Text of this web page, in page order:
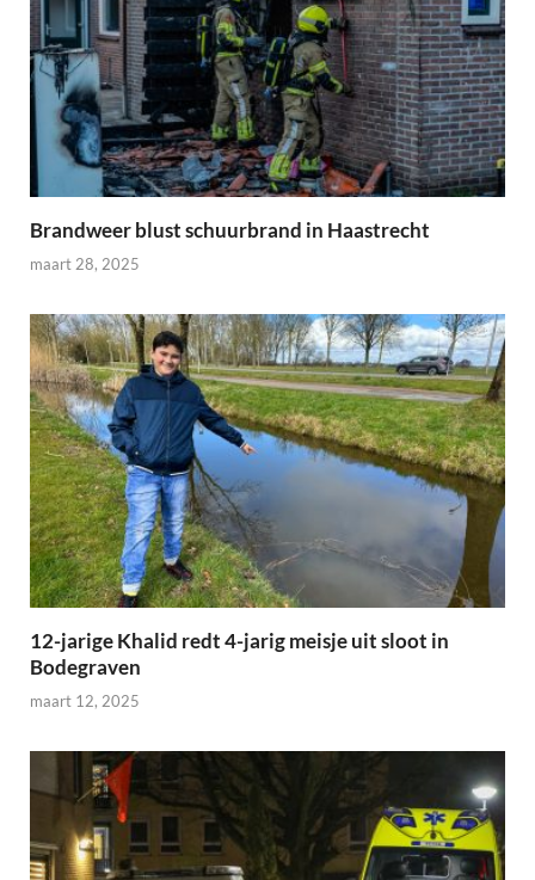
Brandweer blust schuurbrand in Haastrecht
maart 28, 2025
12-jarige Khalid redt 4-jarig meisje uit sloot in
Bodegraven
maart 12, 2025